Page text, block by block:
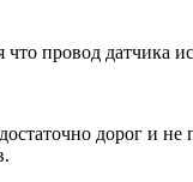
что провод датчика
дорог и